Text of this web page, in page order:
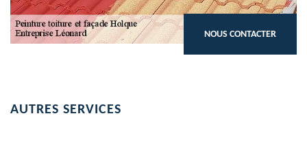
NOUS CONTACTER
AUTRES SERVICES